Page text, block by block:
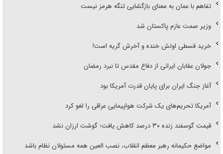
تفاهم با عمان به معنای بازگشایی تنگه هرمز نیست
وزیر صمت عازم پاکستان شد
خرید قسطی اولش خنده و آخرش گریه است!
جولان عقابان ایرانی از دفاع مقدس تا نبرد رمضان
آغاز جنگ ایران برای پایان قدرت آمریکا بود
آمریکا تحریم‌های یک شرکت هواپیمایی عراقی را لغو کرد
قیمت گوسفند زنده ۳۰ درصد کاهش یافت؛ گوشت ارزان نشد
مواضع حکیمانه رهبر معظم انقلاب، نصب العین همه مسئولان نظام باشد